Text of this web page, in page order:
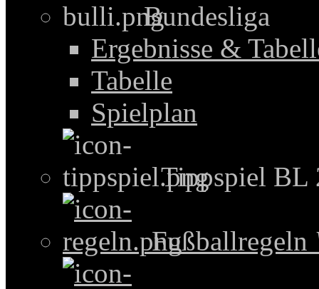
Bundesliga
Ergebnisse &
Tabelle
Spielplan
Tippspiel BL
Fußballregeln